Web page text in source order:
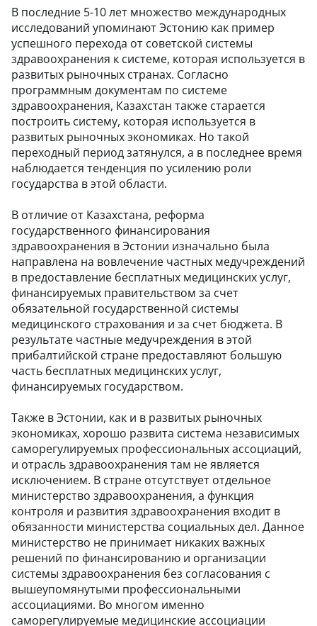
В последние 5-10 лет множество международных
исследований упоминают Эстонию как пример
успешного перехода от советской системы
здравоохранения к системе, которая используется в
развитых рыночных странах. Согласно
программным документам по системе
здравоохранения, Казахстан также старается
построить систему, которая используется в
развитых рыночных экономиках. Но такой
переходный период затянулся, а в последнее время
наблюдается тенденция по усилению роли
государства в этой области.
В отличие от Казахстана, реформа
государственного финансирования
здравоохранения в Эстонии изначально была
направлена на вовлечение частных медучреждений
в предоставление бесплатных медицинских услуг,
финансируемых правительством за счет
обязательной государственной системы
медицинского страхования и за счет бюджета. В
результате частные медучреждения в этой
прибалтийской стране предоставляют большую
часть бесплатных медицинских услуг,
финансируемых государством.
Также в Эстонии, как и в развитых рыночных
экономиках, хорошо развита система независимых
саморегулируемых профессиональных ассоциаций,
и отрасль здравоохранения там не является
исключением. В стране отсутствует отдельное
министерство здравоохранения, а функция
контроля и развития здравоохранения входит в
обязанности министерства социальных дел. Данное
министерство не принимает никаких важных
решений по финансированию и организации
системы здравоохранения без согласования с
вышеупомянутыми профессиональными
ассоциациями. Во многом именно
саморегулируемые медицинские ассоциации